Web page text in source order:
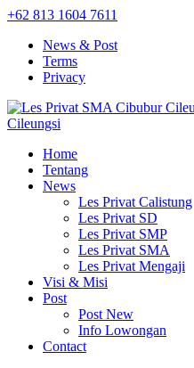
+62 813 1604 7611
News & Post
Terms
Privacy
Home
Tentang
News
Les Privat Calistung
Les Privat SD
Les Privat SMP
Les Privat SMA
Les Privat Mengaji
Visi & Misi
Post
Post New
Info Lowongan
Contact